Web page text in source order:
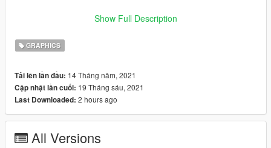
Added "AdaptiveSharpen" and "Blooming_HDR" for a better
picture!
Don't Copy:
DO NOT COPY AND POST THIS AS YOUR MOD
Thank you!
Show Full Description
GRAPHICS
Tải lên lần đầu: 14 Tháng năm, 2021
Cập nhật lần cuối: 19 Tháng sáu, 2021
Last Downloaded: 2 hours ago
All Versions